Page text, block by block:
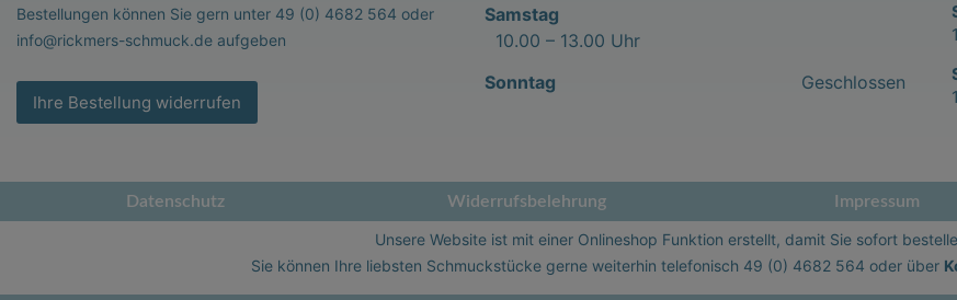
Bestellungen können Sie gern unter 49 (0) 4682 564 oder
info@rickmers-schmuck.de aufgeben
Ihre Bestellung widerrufen
Samstag
10.00 – 13.00 Uhr
Sonntag Geschlossen
Datenschutz Widerrufsbelehrung Impressum
Unsere Website ist mit einer Onlineshop Funktion erstellt, damit Sie sofort
Sie können Ihre liebsten Schmuckstücke gerne weiterhin telefonisch 49 (0) 4682 564 oder über